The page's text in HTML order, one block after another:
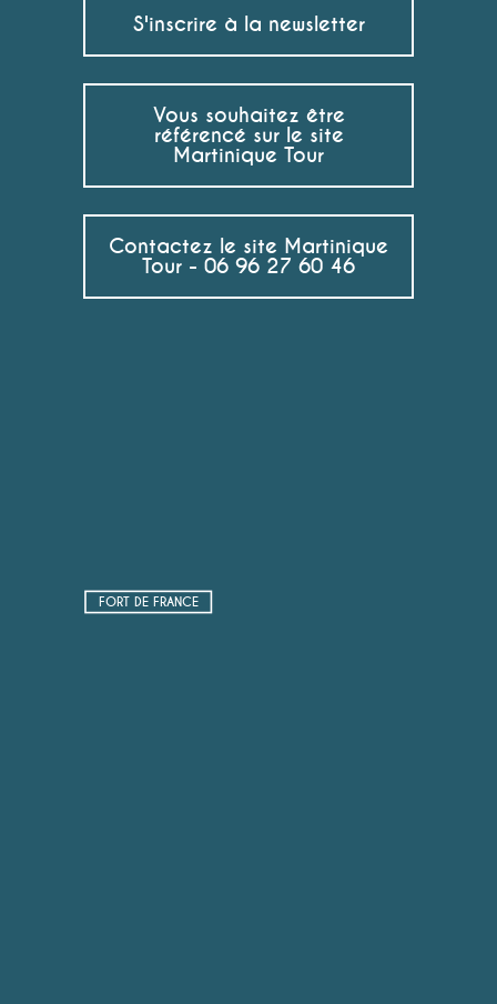
S'inscrire à la newsletter
Vous souhaitez être
référencé sur le site
Martinique Tour
Contactez le site Martinique
Tour - 06 96 27 60 46
FORT DE FRANCE